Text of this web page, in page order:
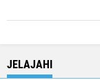
JELAJAHI